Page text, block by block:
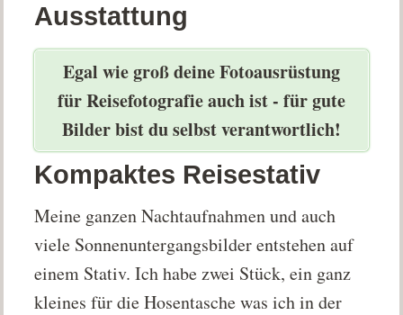
Ausstattung
Egal wie groß deine Fotoausrüstung
für Reisefotografie auch ist - für gute
Bilder bist du selbst verantwortlich!
Kompaktes Reisestativ
Meine ganzen Nachtaufnahmen und auch
viele Sonnenuntergangsbilder entstehen auf
einem Stativ. Ich habe zwei Stück, ein ganz
kleines für die Hosentasche was ich in der